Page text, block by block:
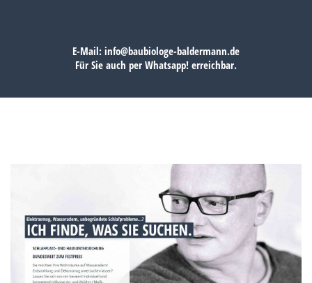
E-Mail: info@baubiologe-baldermann.de
Für Sie auch per Whatsapp! erreichbar.